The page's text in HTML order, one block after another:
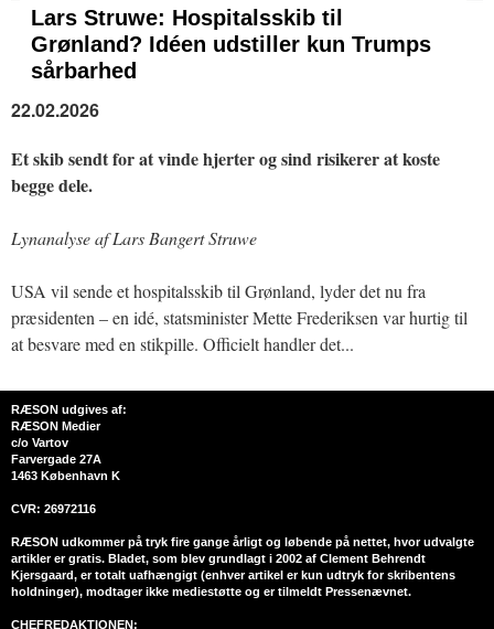
Lars Struwe: Hospitalsskib til
Grønland? Idéen udstiller kun Trumps
sårbarhed
22.02.2026
Et skib sendt for at vinde hjerter og sind risikerer at koste
begge dele.
Lynanalyse af Lars Bangert Struwe
USA vil sende et hospitalsskib til Grønland, lyder det nu fra
præsidenten – en idé, statsminister Mette Frederiksen var hurtig til
at besvare med en stikpille. Officielt handler det...
RÆSON udgives af:
RÆSON Medier
c/o Vartov
Farvergade 27A
1463 København K
CVR: 26972116
RÆSON udkommer på tryk fire gange årligt og løbende på nettet, hvor udvalgte
artikler er gratis. Bladet, som blev grundlagt i 2002 af Clement Behrendt
Kjersgaard, er totalt uafhængigt (enhver artikel er kun udtryk for skribentens
holdninger), modtager ikke mediestøtte og er tilmeldt Pressenævnet.
CHEFREDAKTIONEN: